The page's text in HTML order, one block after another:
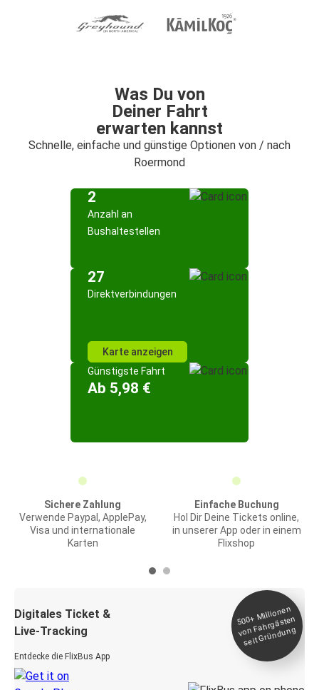
Was Du von
Deiner Fahrt
erwarten kannst
Schnelle, einfache und günstige Optionen von / nach
Roermond
2
Anzahl an
Bushaltestellen
27
Direktverbindungen
Karte anzeigen
Günstigste Fahrt
Ab 5,98 €
Sichere Zahlung
Verwende Paypal, ApplePay,
Visa und internationale
Karten
Einfache Buchung
Hol Dir Deine Tickets online,
in unserer App oder in einem
Flixshop
Digitales Ticket &
Live-Tracking
Entdecke die FlixBus App
500+
Millionen
von Fahrgästen
seit
Gründung